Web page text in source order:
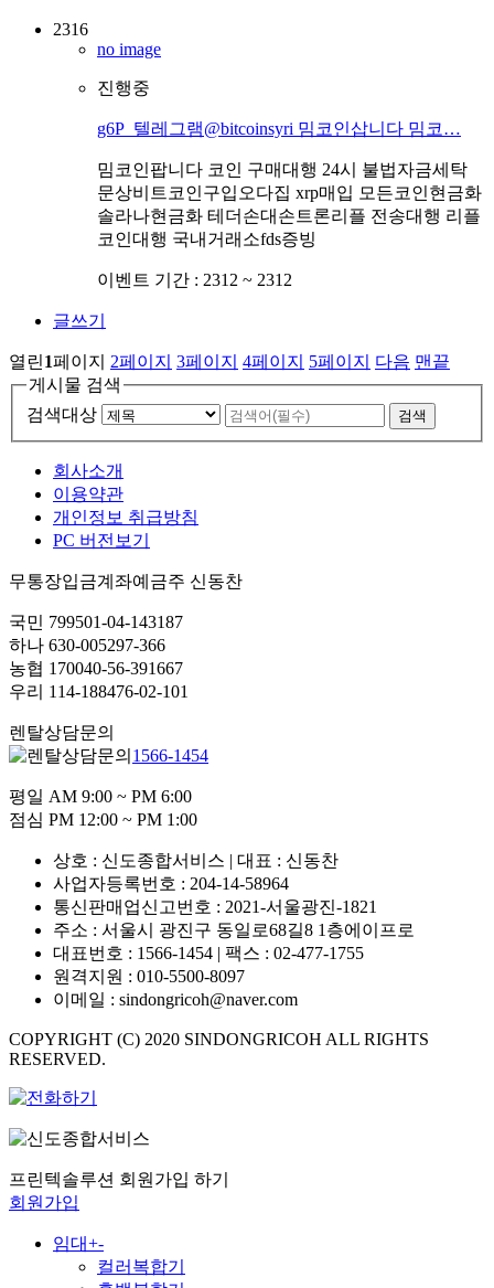
2316
no image
진행중
g6P_텔레그램@bitcoinsyri 밈코인삽니다 밈코…
밈코인팝니다 코인 구매대행 24시 불법자금세탁
문상비트코인구입오다집 xrp매입 모든코인현금화
솔라나현금화 테더손대손트론리플 전송대행 리플
코인대행 국내거래소fds증빙
이벤트 기간 : 2312 ~ 2312
글쓰기
열린1페이지 2페이지 3페이지 4페이지 5페이지 다음 맨끝
게시물 검색
검색대상
회사소개
이용약관
개인정보 취급방침
PC 버전보기
무통장입금계좌예금주 신동찬
국민 799501-04-143187
하나 630-005297-366
농협 170040-56-391667
우리 114-188476-02-101
렌탈상담문의
1566-1454
평일 AM 9:00 ~ PM 6:00
점심 PM 12:00 ~ PM 1:00
상호 : 신도종합서비스 | 대표 : 신동찬
사업자등록번호 : 204-14-58964
통신판매업신고번호 : 2021-서울광진-1821
주소 : 서울시 광진구 동일로68길8 1층에이프로
대표번호 : 1566-1454 | 팩스 : 02-477-1755
원격지원 : 010-5500-8097
이메일 : sindongricoh@naver.com
COPYRIGHT (C) 2020 SINDONGRICOH ALL RIGHTS
RESERVED.
프린텍솔루션 회원가입 하기
회원가입
임대+-
컬러복합기